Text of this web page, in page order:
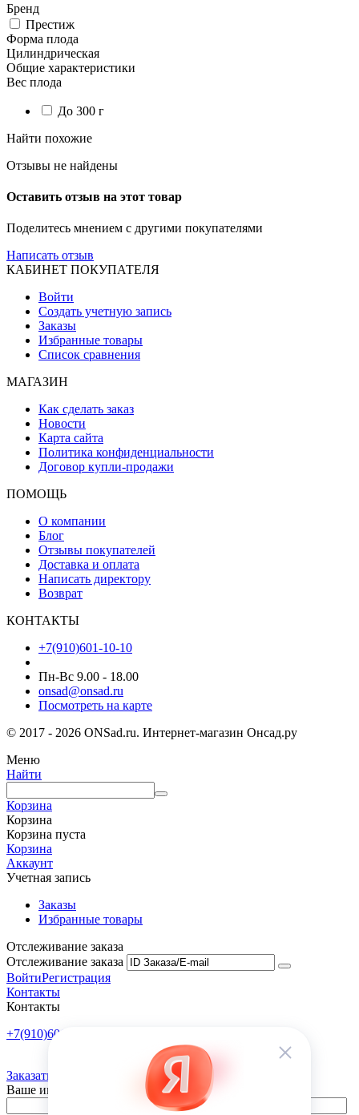
Бренд
Престиж
Форма плода
Цилиндрическая
Общие характеристики
Вес плода
До 300 г
Найти похожие
Отзывы не найдены
Оставить отзыв на этот товар
Поделитесь мнением с другими покупателями
Написать отзыв
КАБИНЕТ ПОКУПАТЕЛЯ
Войти
Создать учетную запись
Заказы
Избранные товары
Список сравнения
МАГАЗИН
Как сделать заказ
Новости
Карта сайта
Политика конфиденциальности
Договор купли-продажи
ПОМОЩЬ
О компании
Блог
Отзывы покупателей
Доставка и оплата
Написать директору
Возврат
КОНТАКТЫ
+7(910)601-10-10
Пн-Вс 9.00 - 18.00
onsad@onsad.ru
Посмотреть на карте
© 2017 - 2026 ONSad.ru. Интернет-магазин Онсад.ру
Меню
Найти
Корзина
Корзина
Корзина пуста
Корзина
Аккаунт
Учетная запись
Заказы
Избранные товары
Отслеживание заказа
Отслеживание заказа
ВойтиРегистрация
Контакты
Контакты
+7(910)601-10-10
Заказать обратный звонок
Ваше имя